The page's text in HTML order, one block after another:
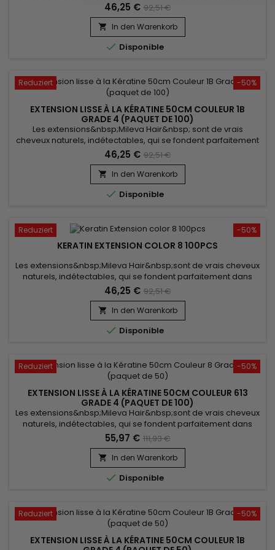
votre chevelure, en augmentant son volume ou sa longueur.
Très soyeux, très doux, ils sont 100% rémy hair.&nbsp; Le
cheveu est très léger, souple, et vous donne un look très
naturel.
46,25 € 92,51 €
 In den Warenkorb
 Disponible
-50%
Reduziert
EXTENSION LISSE À LA KÉRATINE 50CM COULEUR 1B
GRADE 4 (PAQUET DE 100)
Les extensions&nbsp;Mileva Hair&nbsp; sont de vrais
cheveux naturels, indétectables, qui se fondent parfaitement
dans votre chevelure, en augmentant son volume ou sa
longueur.&nbsp; Très soyeux, &nbsp;très doux, ils sont 100%
rémy hair. &nbsp; Le cheveu est très léger, souple, et donne
un look très naturel !
46,25 € 92,51 €
 In den Warenkorb
 Disponible
-50%
Reduziert
KERATIN EXTENSION COLOR 8 100PCS
Les extensions&nbsp;Mileva Hair&nbsp;sont de vrais cheveux
naturels, indétectables, qui se fondent parfaitement dans
votre chevelure, en augmentant son volume ou sa
longueur.&nbsp; Très soyeux et très doux, ils sont 100% rémy
hair.&nbsp; Le cheveu est très léger, souple et donne un look
très naturel.
46,25 € 92,51 €
 In den Warenkorb
 Disponible
-50%
Reduziert
EXTENSION LISSE À LA KÉRATINE 50CM COULEUR 613
GRADE 4 (PAQUET DE 100)
Les extensions&nbsp;Mileva Hair&nbsp;sont de vrais cheveux
naturels, indétectables, qui se fondent parfaitement dans
votre chevelure, en augmentant son volume ou sa
longueur.&nbsp; Très soyeux et très doux, ils sont 100% rémy
hair.&nbsp; Le cheveu est très léger, souple et donne un look
très naturel.
55,97 € 111,93 €
 In den Warenkorb
 Disponible
-50%
Reduziert
EXTENSION LISSE À LA KÉRATINE 50CM COULEUR 1B